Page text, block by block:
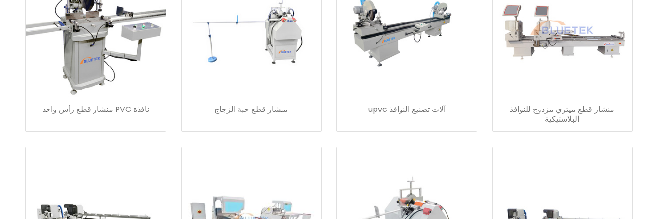
منشار قطع ميتري مزدوج للنوافذ
البلاستيكية
آلات تصنيع النوافذ upvc منشار قطع حبة الزجاج نافذة PVC منشار قطع رأس واحد